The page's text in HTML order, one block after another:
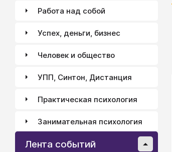
Работа над собой
Успех, деньги, бизнес
Человек и общество
УПП, Синтон, Дистанция
Практическая психология
Занимательная психология
Лента событий